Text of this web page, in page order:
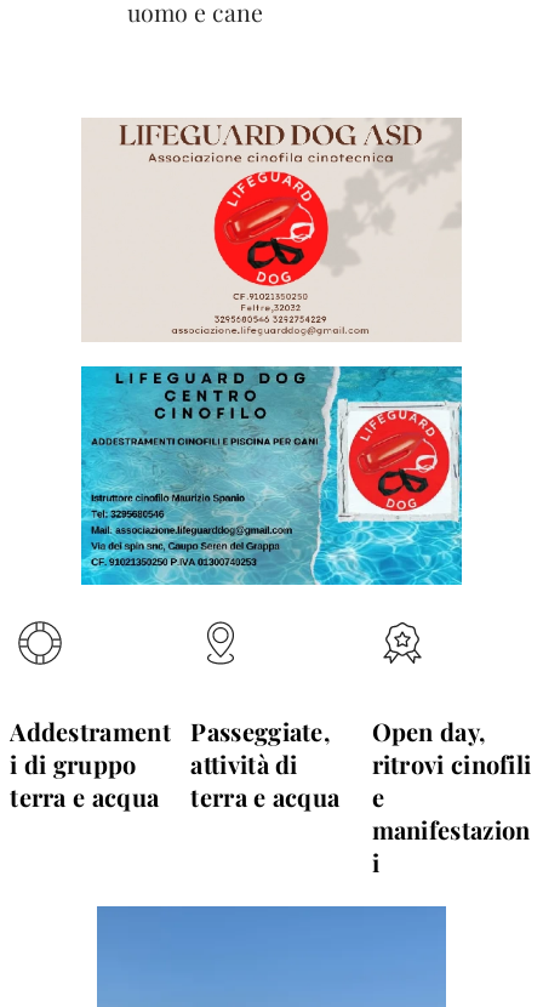
uomo e cane
Addestrament
i di gruppo
terra e acqua
Passeggiate,
attività di
terra e acqua
Open day,
ritrovi cinofili
e
manifestazion
i